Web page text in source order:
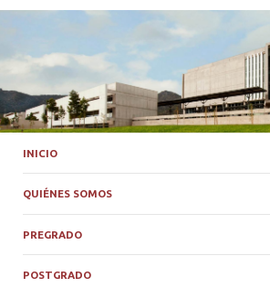
INICIO
QUIÉNES SOMOS
PREGRADO
POSTGRADO